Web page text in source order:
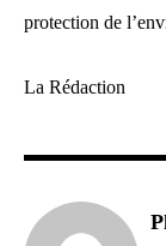
protection de
La Rédaction